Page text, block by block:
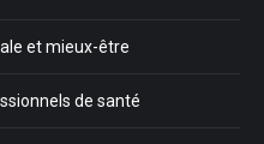
et mieux-être
de santé